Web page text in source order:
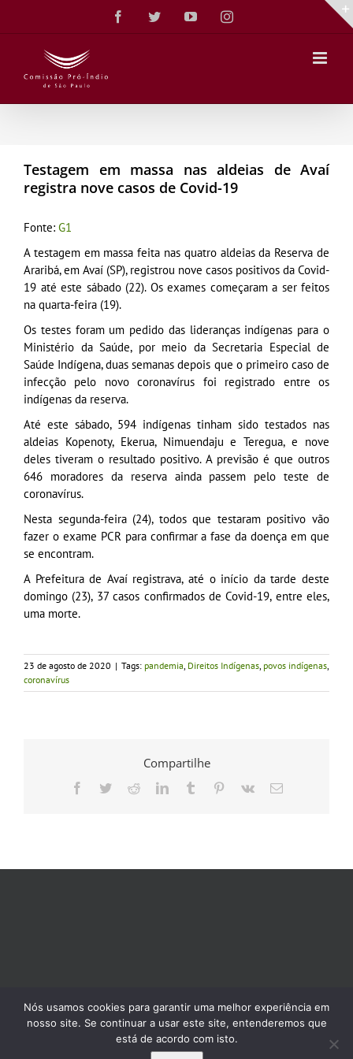
conteúdo
FacebookTwitterYouTubeInstagram
Testagem em massa nas aldeias de Avaí
registra nove casos de Covid-19
Fonte: G1
A testagem em massa feita nas quatro aldeias da Reserva de
Araribá, em Avaí (SP), registrou nove casos positivos da Covid-
19 até este sábado (22). Os exames começaram a ser feitos
na quarta-feira (19).
Os testes foram um pedido das lideranças indígenas para o
Ministério da Saúde, por meio da Secretaria Especial de
Saúde Indígena, duas semanas depois que o primeiro caso de
infecção pelo novo coronavírus foi registrado entre os
indígenas da reserva.
Até este sábado, 594 indígenas tinham sido testados nas
aldeias Kopenoty, Ekerua, Nimuendaju e Teregua, e nove
deles tiveram o resultado positivo. A previsão é que outros
646 moradores da reserva ainda passem pelo teste de
coronavírus.
Nesta segunda-feira (24), todos que testaram positivo vão
fazer o exame PCR para confirmar a fase da doença em que
se encontram.
A Prefeitura de Avaí registrava, até o início da tarde deste
domingo (23), 37 casos confirmados de Covid-19, entre eles,
uma morte.
23 de agosto de 2020 | Tags: pandemia Direitos Indígenas povos indígenas
coronavírus
Compartilhe
Facebook
TwitterRedditLinkedInTumblr Pinterest
Vk
E-
Nós usamos cookies para garantir uma melhor experiência em
nosso site. Se continuar a usar este site, entenderemos que
está de acordo com isto.